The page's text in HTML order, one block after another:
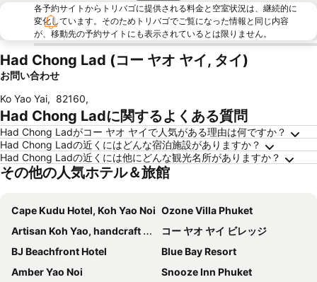
各予約サイトからトリバゴに提供される料金と空室状況は、継続的に
変化しています。そのためトリバゴでご覧になった情報と同じ内容
が、移動先の予約サイトにも表示されているとは限りません。
Had Chong Lad (コー ヤオ ヤイ, タイ)
お問い合わせ
Ko Yao Yai, 82160,
Had Chong Ladに関するよくある質問
Had Chong Ladがコー ヤオ ヤイで人気がある理由は何ですか？
Had Chong Ladの近くにはどんな宿泊施設がありますか？
Had Chong Ladの近くには他にどんな観光名所がありますか？
その他の人気ホテル＆旅館
Cape Kudu Hotel, Koh Yao Noi Ozone Villa Phuket
Artisan Koh Yao, handcraft beachfront villa
コー ヤオ ヤイ ビレッジ
BJ Beachfront Hotel
Blue Bay Resort
Amber Yao Noi
Snooze Inn Phuket